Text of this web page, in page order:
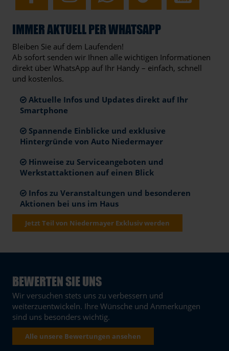
IMMER AKTUELL PER WHATSAPP
Bleiben Sie auf dem Laufenden!
Ab sofort senden wir Ihnen alle wichtigen Informationen
direkt über WhatsApp auf Ihr Handy – einfach, schnell
und kostenlos.
Aktuelle Infos und Updates direkt auf Ihr
Smartphone
Spannende Einblicke und exklusive
Hintergründe von Auto Niedermayer
Hinweise zu Serviceangeboten und
Werkstattaktionen auf einen Blick
Infos zu Veranstaltungen und besonderen
Aktionen bei uns im Haus
Jetzt Teil von Niedermayer Exklusiv werden
BEWERTEN SIE UNS
Wir versuchen stets uns zu verbessern und
weiterzuentwickeln. Ihre Wünsche und Anmerkungen
sind uns besonders wichtig.
Alle unsere Bewertungen ansehen